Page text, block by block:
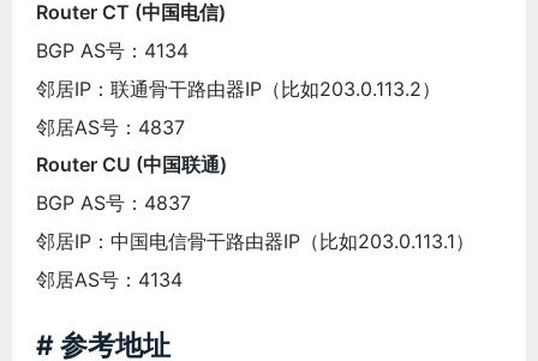
Router CT (中国电信)
BGP AS号：4134
邻居IP：联通骨干路由器IP（比如203.0.113.2）
邻居AS号：4837
Router CU (中国联通)
BGP AS号：4837
邻居IP：中国电信骨干路由器IP（比如203.0.113.1）
邻居AS号：4134
# 参考地址